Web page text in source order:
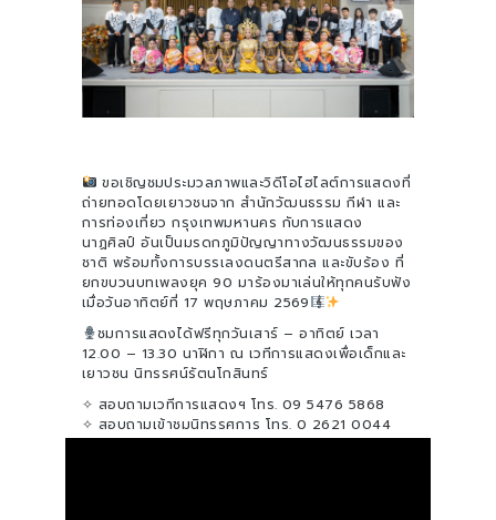
ขอเชิญชมประมวลภาพและวิดีโอไฮไลต์การแสดงที่
ถ่ายทอดโดยเยาวชนจาก สำนักวัฒนธรรม กีฬา และ
การท่องเที่ยว กรุงเทพมหานคร กับการแสดง
นาฏศิลป์ อันเป็นมรดกภูมิปัญญาทางวัฒนธรรมของ
ชาติ พร้อมทั้งการบรรเลงดนตรีสากล และขับร้อง ที่
ยกขบวนบทเพลงยุค 90 มาร้องมาเล่นให้ทุกคนรับฟัง
เมื่อวันอาทิตย์ที่ 17 พฤษภาคม 2569
ชมการแสดงได้ฟรีทุกวันเสาร์ – อาทิตย์ เวลา
12.00 – 13.30 นาฬิกา ณ เวทีการแสดงเพื่อเด็กและ
เยาวชน นิทรรศน์รัตนโกสินทร์
✧ สอบถามเวทีการแสดงฯ โทร. 09 5476 5868
✧ สอบถามเข้าชมนิทรรศการ โทร. 0 2621 0044